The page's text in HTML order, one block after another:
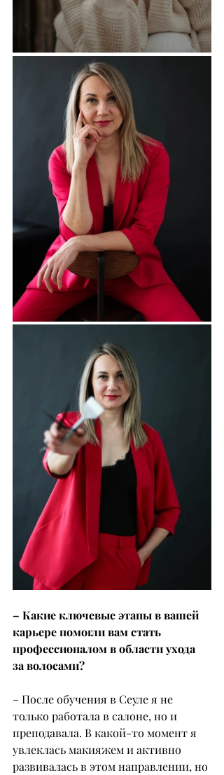
– Какие ключевые этапы в вашей
карьере помогли вам стать
профессионалом в области ухода
за волосами?
– После обучения в Сеуле я не
только работала в салоне, но и
преподавала. В какой-то момент я
увлеклась макияжем и активно
развивалась в этом направлении, но